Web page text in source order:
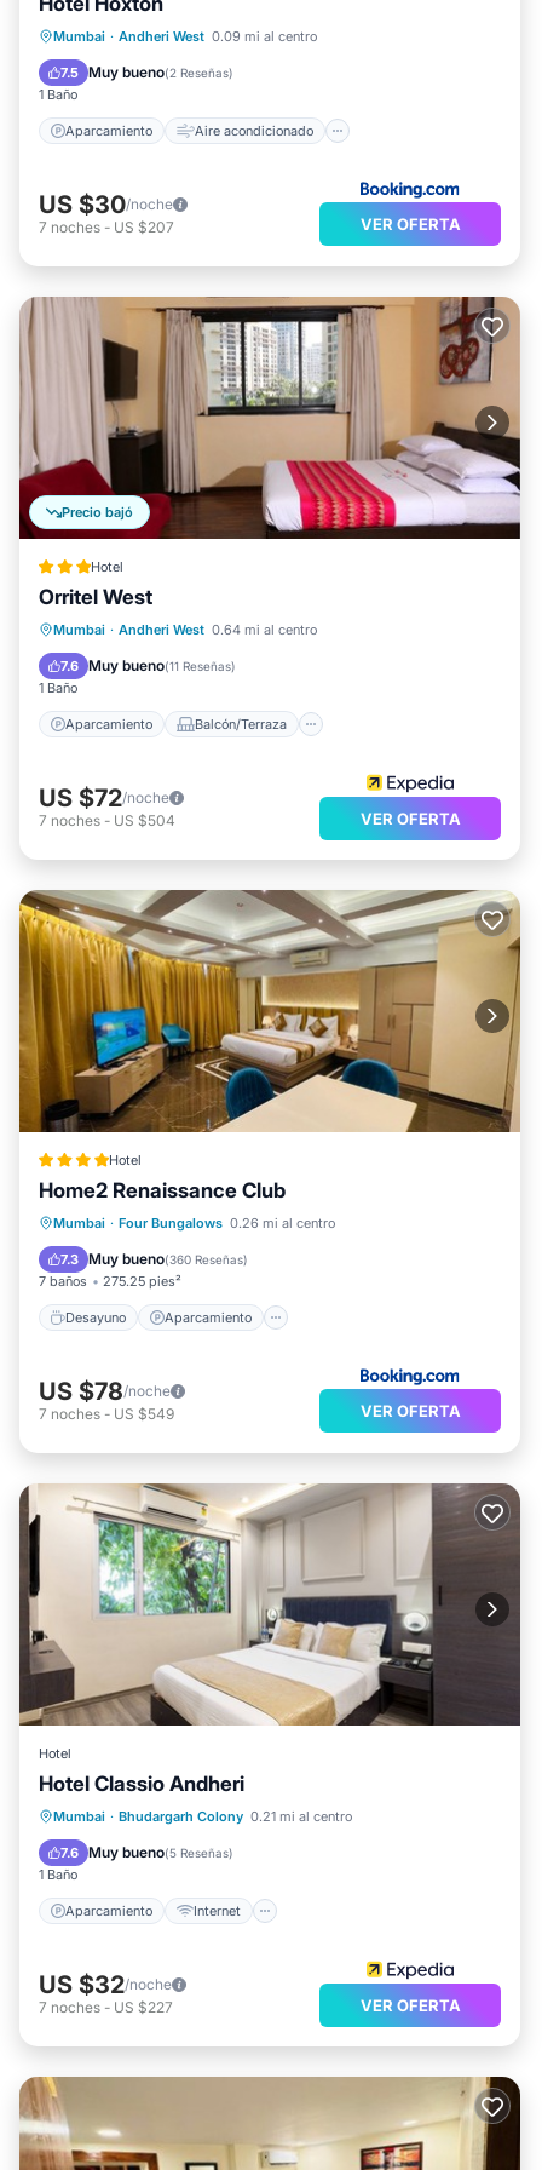
Mumbai · Andheri West 0.09 mi al centro
7.5 Muy bueno(2 Reseñas)
1 Baño
Aparcamiento Aire acondicionado
Aparcamiento
Aire acondicionado
Internet
Apto para niños
US $30/noche
7 noches - US $207 VER OFERTA
Precio bajó
Hotel
Orritel West
Mumbai · Andheri West 0.64 mi al centro
7.6 Muy bueno(11 Reseñas)
1 Baño
Aparcamiento Balcón/Terraza
Aparcamiento
Balcón/Terraza
Cocina
Aire acondicionado
US $72/noche
7 noches - US $504 VER OFERTA
Hotel
Home2 Renaissance Club
Mumbai · Four Bungalows 0.26 mi al centro
7.3 Muy bueno(360 Reseñas)
7 baños 275.25 pies²
Desayuno Aparcamiento
Desayuno Aparcamiento
Balcón/Terraza
US $78/noche
7 noches - US $549 VER OFERTA
Hotel
Hotel Classio Andheri
Mumbai · Bhudargarh Colony 0.21 mi al centro
7.6 Muy bueno(5 Reseñas)
1 Baño
Aparcamiento Internet
Aparcamiento
Internet
Apto para niños
US $32/noche
7 noches - US $227 VER OFERTA